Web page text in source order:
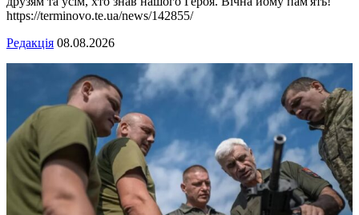
https://terminovo.te.ua/news/142855/
Редакція 08.08.2026